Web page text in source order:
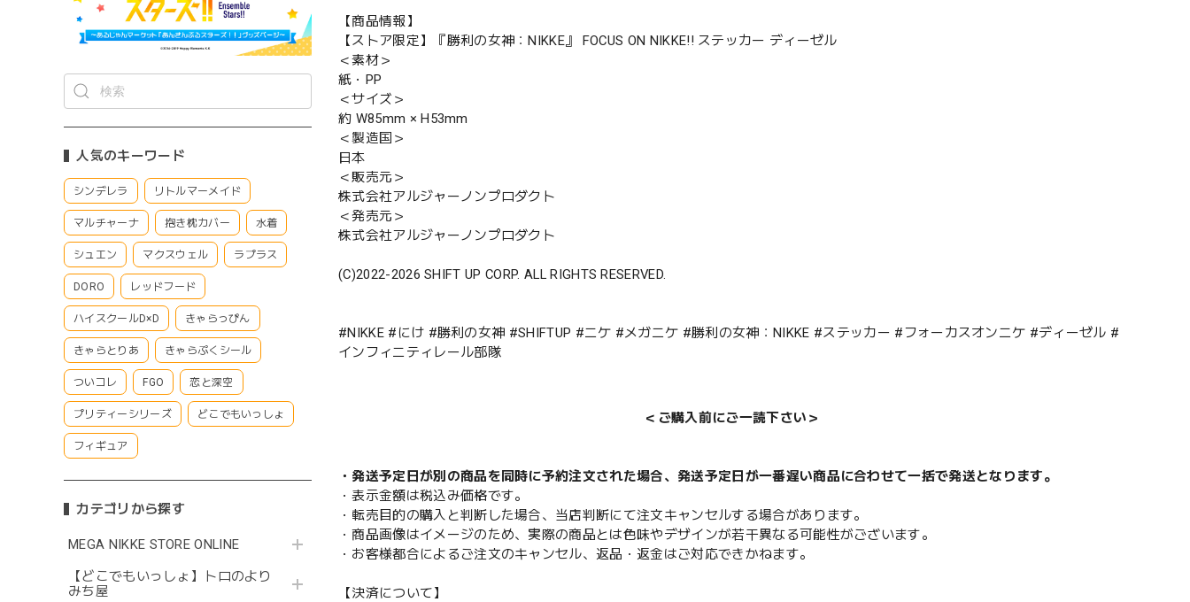
人気のキーワード
シンデレラ リトルマーメイド
マルチャーナ 抱き枕カバー 水着
シュエン マクスウェル ラプラス
DORO レッドフード
ハイスクールD×D きゃらっぴん
きゃらとりあ きゃらぷくシール
ついコレ FGO 恋と深空
プリティーシリーズ どこでもいっしょ
フィギュア
カテゴリから探す
MEGA NIKKE STORE ONLINE
【どこでもいっしょ】トロのより
みち屋
【商品情報】
【ストア限定】『勝利の女神：NIKKE』 FOCUS ON NIKKE!! ステッカー ディーゼル
＜素材＞
紙・PP
＜サイズ＞
約 W85mm × H53mm
＜製造国＞
日本
＜販売元＞
株式会社アルジャーノンプロダクト
＜発売元＞
株式会社アルジャーノンプロダクト
(C)2022-2026 SHIFT UP CORP. ALL RIGHTS RESERVED.
#NIKKE #にけ #勝利の女神 #SHIFTUP #ニケ #メガニケ #勝利の女神：NIKKE #ステッカー #フォーカスオンニケ #ディーゼル #
インフィニティレール部隊
＜ご購入前にご一読下さい＞
・発送予定日が別の商品を同時に予約注文された場合、発送予定日が一番遅い商品に合わせて一括で発送となります。
・表示金額は税込み価格です。
・転売目的の購入と判断した場合、当店判断にて注文キャンセルする場合があります。
・商品画像はイメージのため、実際の商品とは色味やデザインが若干異なる可能性がございます。
・お客様都合によるご注文のキャンセル、返品・返金はご対応できかねます。
【決済について】